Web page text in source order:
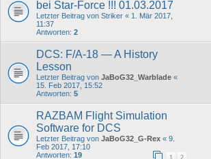
bei Star-Force !!! 01.03.2017
Letzter Beitrag von Striker « 1. Mär 2017,
11:37
Antworten: 2
DCS: F/A-18 — A History
Lesson
Letzter Beitrag von JaBoG32_Warblade «
15. Feb 2017, 15:52
Antworten: 5
RAZBAM Flight Simulation
Software for DCS
Letzter Beitrag von JaBoG32_G-Rex « 9.
Feb 2017, 17:10
Antworten: 19 1 2